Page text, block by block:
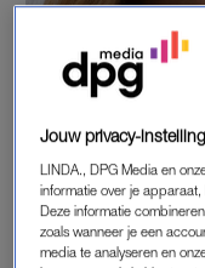
Jouw privacy-
LINDA., DPG Media en
informatie over je
Deze informatie
zoals wanneer je een
media te analyseren en